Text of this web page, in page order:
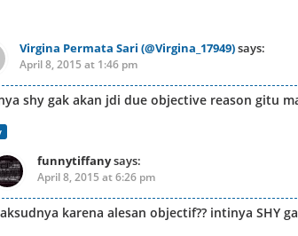
Virgina Permata Sari (@Virgina_17949)says:
April 8, 2015 at 1:46 pm
shy gak akan jdi due objective reason gitu
funnytiffanysays:
April 8, 2015 at 6:26 pm
karena alesan objectif?? intinya SHY